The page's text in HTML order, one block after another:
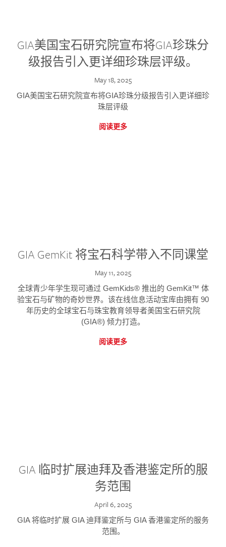
GIA美国宝石研究院宣布将GIA珍珠分
级报告引入更详细珍珠层评级。
May 18, 2025
GIA美国宝石研究院宣布将GIA珍珠分级报告引入更详细珍
珠层评级
阅读更多
GIA GemKit 将宝石科学带入不同课堂
May 11, 2025
全球青少年学生现可通过 GemKids® 推出的 GemKit™ 体
验宝石与矿物的奇妙世界。该在线信息活动宝库由拥有 90
年历史的全球宝石与珠宝教育领导者美国宝石研究院
(GIA®) 倾力打造。
阅读更多
GIA 临时扩展迪拜及香港鉴定所的服
务范围
April 6, 2025
GIA 将临时扩展 GIA 迪拜鉴定所与 GIA 香港鉴定所的服务
范围。